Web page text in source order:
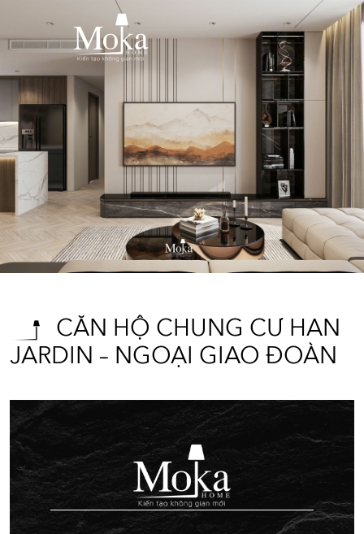
CĂN HỘ CHUNG CƯ HAN
JARDIN – NGOẠI GIAO ĐOÀN